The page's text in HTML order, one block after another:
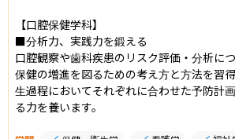
【口腔保健学科】
■分析力、実践力を鍛える
口腔観察や歯科疾患のリスク評価・分析に
保健の増進を図るための考え方と方法を習
生過程においてそれぞれに合わせた予防計
る力を養います。